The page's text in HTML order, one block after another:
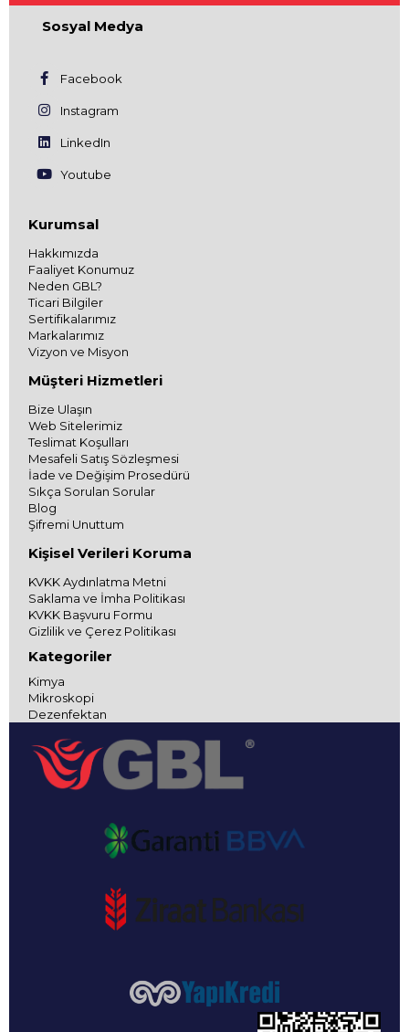
Sosyal Medya
Facebook
Instagram
LinkedIn
Youtube
Kurumsal
Hakkımızda
Faaliyet Konumuz
Neden GBL?
Ticari Bilgiler
Sertifikalarımız
Markalarımız
Vizyon ve Misyon
Müşteri Hizmetleri
Bize Ulaşın
Web Sitelerimiz
Teslimat Koşulları
Mesafeli Satış Sözleşmesi
İade ve Değişim Prosedürü
Sıkça Sorulan Sorular
Blog
Şifremi Unuttum
Kişisel Verileri Koruma
KVKK Aydınlatma Metni
Saklama ve İmha Politikası
KVKK Başvuru Formu
Gizlilik ve Çerez Politikası
Kategoriler
Kimya
Mikroskopi
Dezenfektan